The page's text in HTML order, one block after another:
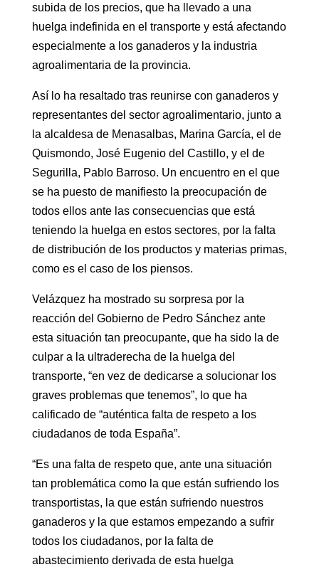
subida de los precios, que ha llevado a una
huelga indefinida en el transporte y está afectando
especialmente a los ganaderos y la industria
agroalimentaria de la provincia.
Así lo ha resaltado tras reunirse con ganaderos y
representantes del sector agroalimentario, junto a
la alcaldesa de Menasalbas, Marina García, el de
Quismondo, José Eugenio del Castillo, y el de
Segurilla, Pablo Barroso. Un encuentro en el que
se ha puesto de manifiesto la preocupación de
todos ellos ante las consecuencias que está
teniendo la huelga en estos sectores, por la falta
de distribución de los productos y materias primas,
como es el caso de los piensos.
Velázquez ha mostrado su sorpresa por la
reacción del Gobierno de Pedro Sánchez ante
esta situación tan preocupante, que ha sido la de
culpar a la ultraderecha de la huelga del
transporte, “en vez de dedicarse a solucionar los
graves problemas que tenemos”, lo que ha
calificado de “auténtica falta de respeto a los
ciudadanos de toda España”.
“Es una falta de respeto que, ante una situación
tan problemática como la que están sufriendo los
transportistas, la que están sufriendo nuestros
ganaderos y la que estamos empezando a sufrir
todos los ciudadanos, por la falta de
abastecimiento derivada de esta huelga